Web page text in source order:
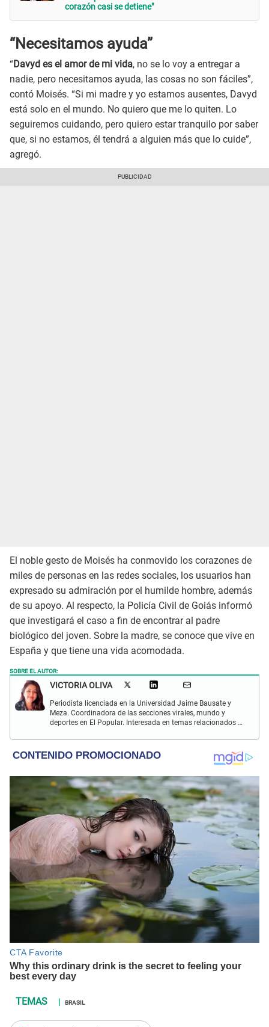
corazón casi se detiene"
“Necesitamos ayuda”
“Davyd es el amor de mi vida, no se lo voy a entregar a
nadie, pero necesitamos ayuda, las cosas no son fáciles”,
contó Moisés. “Si mi madre y yo estamos ausentes, Davyd
está solo en el mundo. No quiero que me lo quiten. Lo
seguiremos cuidando, pero quiero estar tranquilo por saber
que, si no estamos, él tendrá a alguien más que lo cuide”,
agregó.
El noble gesto de Moisés ha conmovido los corazones de
miles de personas en las redes sociales, los usuarios han
expresado su admiración por el humilde hombre, además
de su apoyo. Al respecto, la Policía Civil de Goiás informó
que investigará el caso a fin de encontrar al padre
biológico del joven. Sobre la madre, se conoce que vive en
España y que tiene una vida acomodada.
SOBRE EL AUTOR:
VICTORIA OLIVA
Periodista licenciada en la Universidad Jaime Bausate y
Meza. Coordinadora de las secciones virales, mundo y
deportes en El Popular. Interesada en temas relacionados a
BRASIL